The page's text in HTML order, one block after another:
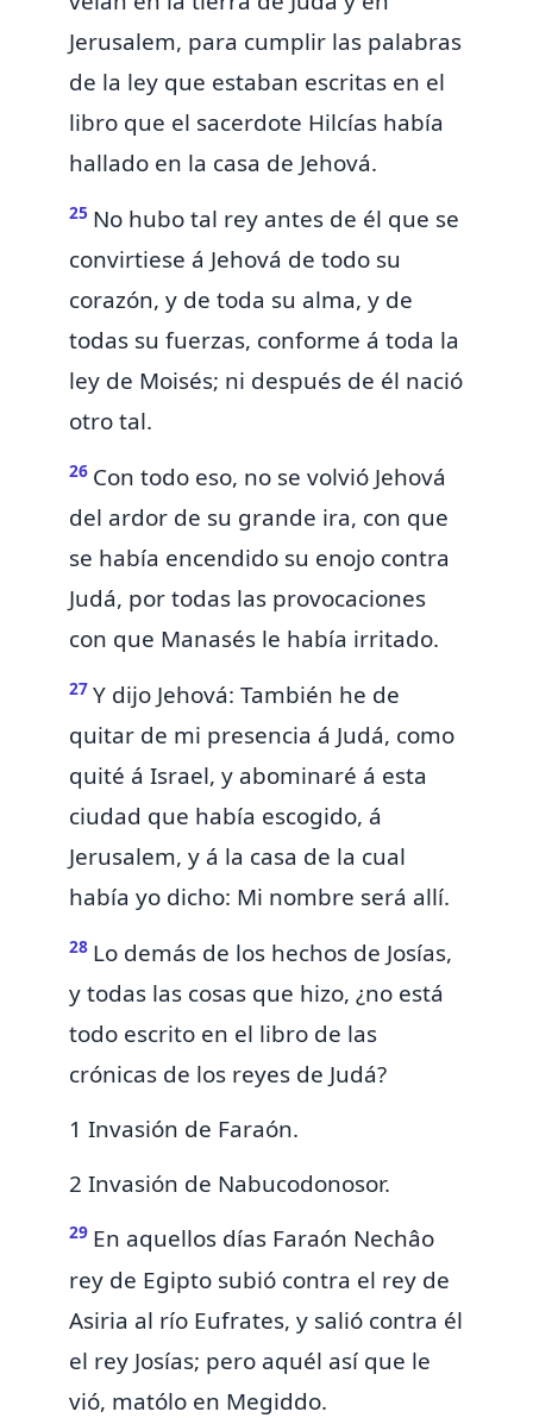
Jerusalem, para cumplir las palabras
de la ley que estaban escritas en el
libro que el sacerdote Hilcías había
hallado en la casa de Jehová.
25 No hubo tal rey antes de él que se
convirtiese á Jehová de todo su
corazón, y de toda su alma, y de
todas su fuerzas, conforme á toda la
ley de Moisés; ni después de él nació
otro tal.
26 Con todo eso, no se volvió Jehová
del ardor de su grande ira, con que
se había encendido su enojo contra
Judá, por todas las provocaciones
con que Manasés le había irritado.
27 Y dijo Jehová: También he de
quitar de mi presencia á Judá, como
quité á Israel, y abominaré á esta
ciudad que había escogido, á
Jerusalem, y á la casa de la cual
había yo dicho: Mi nombre será allí.
28 Lo demás de los hechos de Josías,
y todas las cosas que hizo, ¿no está
todo escrito en el libro de las
crónicas de los reyes de Judá?
1 Invasión de Faraón.
2 Invasión de Nabucodonosor.
29 En aquellos días Faraón Nechâo
rey de Egipto subió contra el rey de
Asiria al río Eufrates, y salió contra él
el rey Josías; pero aquél así que le
vió, matólo en Megiddo.